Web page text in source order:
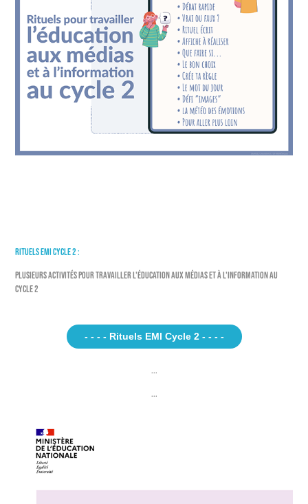
RITUELS EMI CYCLE 2 :
PLUSIEURS activités pour travailler l'éducation aux médias et à l'information au
cycle 2
- - - - Rituels EMI Cycle 2 - - - -
...
...